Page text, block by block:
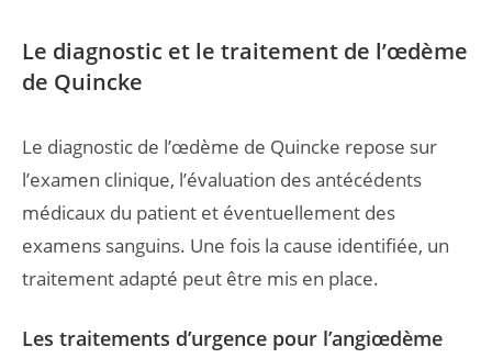
Le diagnostic et le traitement de l’œdème
de Quincke
Le diagnostic de l’œdème de Quincke repose sur
l’examen clinique, l’évaluation des antécédents
médicaux du patient et éventuellement des
examens sanguins. Une fois la cause identifiée, un
traitement adapté peut être mis en place.
Les traitements d’urgence pour l’angiœdème